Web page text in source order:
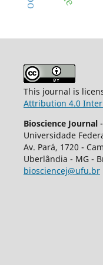
This journal is
Attribution 4.0
Bioscience Journal -
Universidade
Av. Pará, 1720 -
Uberlândia - MG -
biosciencej@ufu.br